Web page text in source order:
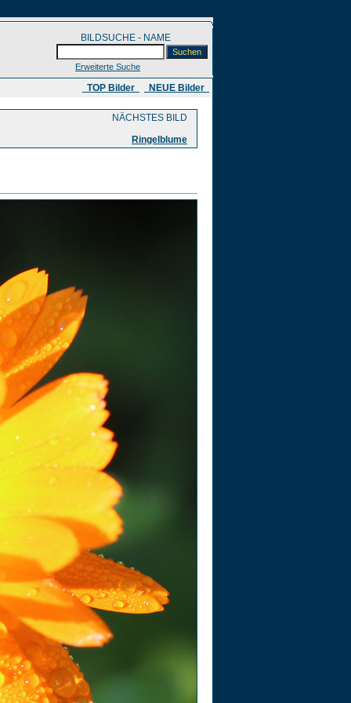
BILDSUCHE - NAME
Erweiterte Suche
​ TOP Bilder NEUE Bilder
NÄCHSTES BILD
Ringelblume